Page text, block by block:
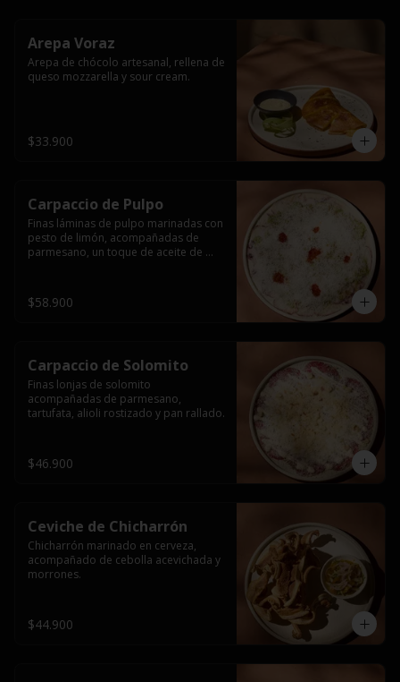
Arepa Voraz
Arepa de chócolo artesanal, rellena de
queso mozzarella y sour cream.
$33.900
Carpaccio de Pulpo
Finas láminas de pulpo marinadas con
pesto de limón, acompañadas de
parmesano, un toque de aceite de
$58.900
Carpaccio de Solomito
Finas lonjas de solomito
acompañadas de parmesano,
tartufata, alioli rostizado y pan rallado.
$46.900
Ceviche de Chicharrón
Chicharrón marinado en cerveza,
acompañado de cebolla acevichada y
morrones.
$44.900